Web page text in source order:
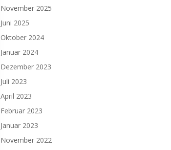
November 2025
Juni 2025
Oktober 2024
Januar 2024
Dezember 2023
Juli 2023
April 2023
Februar 2023
Januar 2023
November 2022